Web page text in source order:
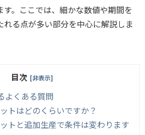
。ここでは、細かな数値や期間を
れる点が多い部分を中心に解説しま
目次 [非表示]
よくある質問
トはどのくらいですか？
トと追加生産で条件は変わります